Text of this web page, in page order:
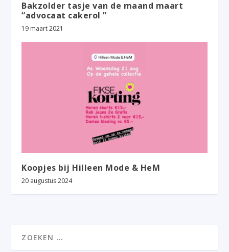
Bakzolder tasje van de maand maart
“advocaat cakerol ”
19 maart 2021
Koopjes bij Hilleen Mode & HeM
20 augustus 2024